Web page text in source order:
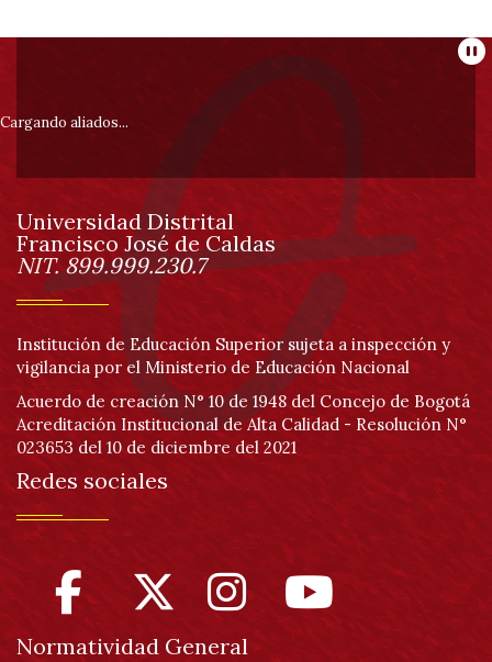
Información
pie
de
página
Cargando aliados...
Información
Universidad Distrital
Francisco José de Caldas
NIT. 899.999.230.7
Institución de Educación Superior sujeta a inspección y
vigilancia por el Ministerio de Educación Nacional
Acuerdo de creación N° 10 de 1948 del Concejo de Bogotá
Acreditación Institucional de Alta Calidad - Resolución N°
023653 del 10 de diciembre del 2021
Redes sociales
Normatividad General